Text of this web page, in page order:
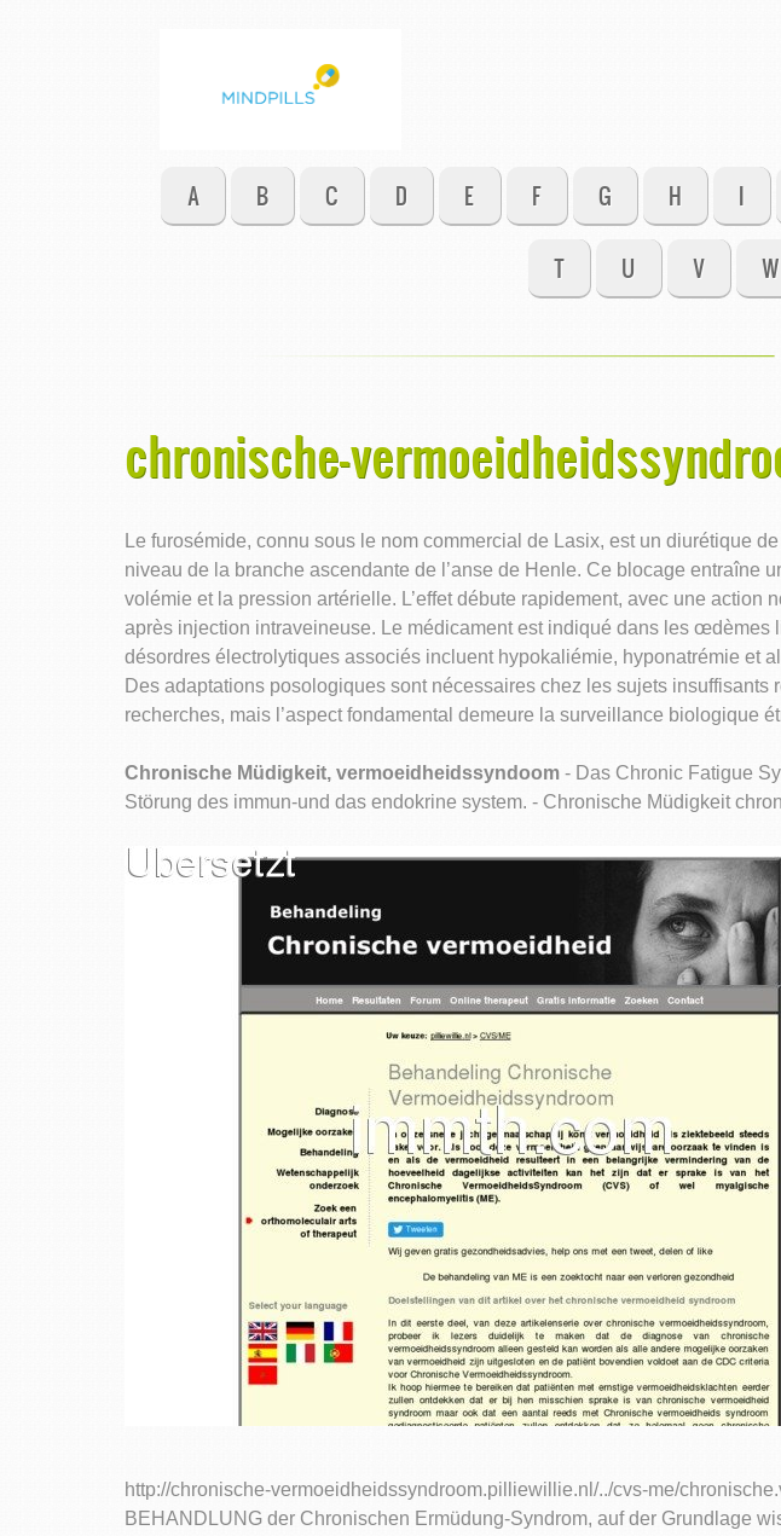
A B C D E F G H I
T U V W
chronische-
Le furosémide, connu sous le nom commercial de Lasix, est un diurétique
niveau de la branche ascendante de l’anse de Henle. Ce blocage entraîne
volémie et la pression artérielle. L’effet débute rapidement, avec une
après injection intraveineuse. Le médicament est indiqué dans les
désordres électrolytiques associés incluent hypokaliémie, hyponatrémie et
Des adaptations posologiques sont nécessaires chez les sujets insuffisants
recherches, mais l’aspect fondamental demeure la surveillance biologique
Chronische Müdigkeit, vermoeidheidssyndoom - Das Chronic Fatigue
Störung des immun-und das endokrine system. - Chronische Müdigkeit
http://chronische-vermoeidheidssyndroom.pilliewillie.nl/../cvs-me/
BEHANDLUNG der Chronischen Ermüdung-Syndrom, auf der Grundlage